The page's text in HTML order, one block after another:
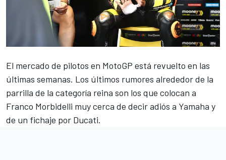
El mercado de pilotos en MotoGP está revuelto en las
últimas semanas. Los últimos rumores alrededor de la
parrilla de la categoría reina son los que colocan a
Franco Morbidelli muy cerca de decir adiós a Yamaha y
de un fichaje por Ducati.